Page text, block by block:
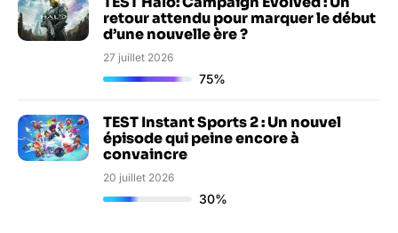
retour attendu pour marquer le début
d’une nouvelle ère ?
27 juillet 2026
75%
TEST Instant Sports 2 : Un nouvel
épisode qui peine encore à
convaincre
20 juillet 2026
30%